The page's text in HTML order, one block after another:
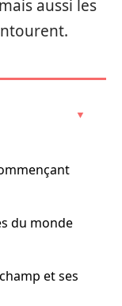
aussi les
du monde
et ses